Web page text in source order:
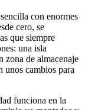
con enormes
cero, se
que siempre
una isla
zona de almacenaje
unos cambios para
funciona en la